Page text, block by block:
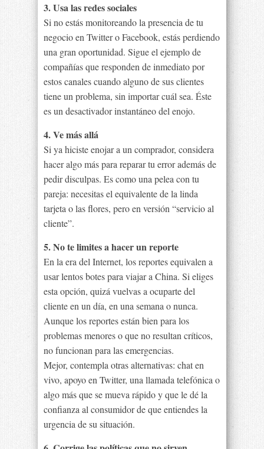
3. Usa las redes sociales
Si no estás monitoreando la presencia de tu
negocio en Twitter o Facebook, estás perdiendo
una gran oportunidad. Sigue el ejemplo de
compañías que responden de inmediato por
estos canales cuando alguno de sus clientes
tiene un problema, sin importar cuál sea. Éste
es un desactivador instantáneo del enojo.
4. Ve más allá
Si ya hiciste enojar a un comprador, considera
hacer algo más para reparar tu error además de
pedir disculpas. Es como una pelea con tu
pareja: necesitas el equivalente de la linda
tarjeta o las flores, pero en versión “servicio al
cliente”.
5. No te limites a hacer un reporte
En la era del Internet, los reportes equivalen a
usar lentos botes para viajar a China. Si eliges
esta opción, quizá vuelvas a ocuparte del
cliente en un día, en una semana o nunca.
Aunque los reportes están bien para los
problemas menores o que no resultan críticos,
no funcionan para las emergencias.
Mejor, contempla otras alternativas: chat en
vivo, apoyo en Twitter, una llamada telefónica o
algo más que se mueva rápido y que le dé la
confianza al consumidor de que entiendes la
urgencia de su situación.